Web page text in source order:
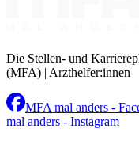
Die Stellen- und
(MFA) | Arzthelfer:innen
MFA mal anders -
mal anders - Instagram